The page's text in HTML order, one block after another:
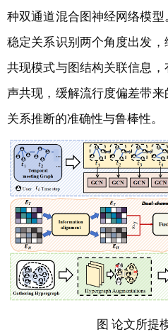
种双通道混合图神经网络模
稳定关系识别两个角度出发
共现模式与图结构关联信息
声共现，缓解流行度偏差带
关系推断的准确性与鲁棒性。
图 论文所提